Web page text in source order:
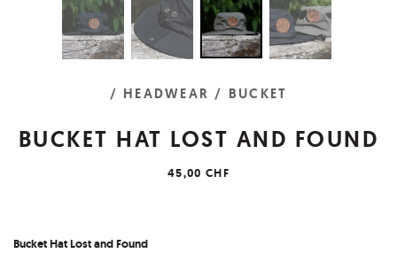
/ HEADWEAR / BUCKET
BUCKET HAT LOST AND FOUND
45,00 CHF
Bucket Hat Lost and Found